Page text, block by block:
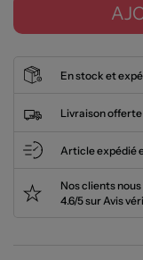
En stock et
Livraison
Article expédié
Nos clients
4.6/5 sur Avis